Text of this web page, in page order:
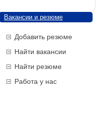
Вакансии и резюме
Добавить резюме
Найти вакансии
Найти резюме
Работа у нас